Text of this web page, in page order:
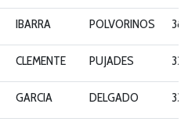
IBARRA POLVORINOS
CLEMENTE PUJADES
GARCIA DELGADO